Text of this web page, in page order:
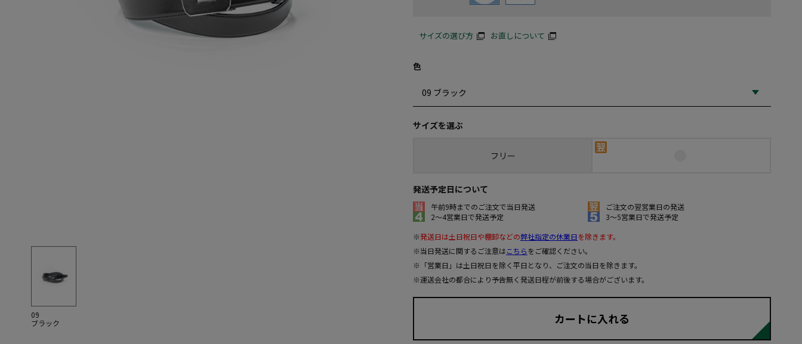
09
ブラック
サイズの選び方 お直しについて
色
サイズを選ぶ
フリー
発送予定日について
午前9時までのご注文で当日発送
ご注文の翌営業日の発送
2～4営業日で発送予定
3～5営業日で発送予定
※発送日は土日祝日や棚卸などの弊社指定の休業日を除きます。
※当日発送に関するご注意はこちらをご確認ください。
※「営業日」は土日祝日を除く平日となり、ご注文の当日を除きます。
※運送会社の都合により予告無く発送日程が前後する場合がございます。
カートに入れる